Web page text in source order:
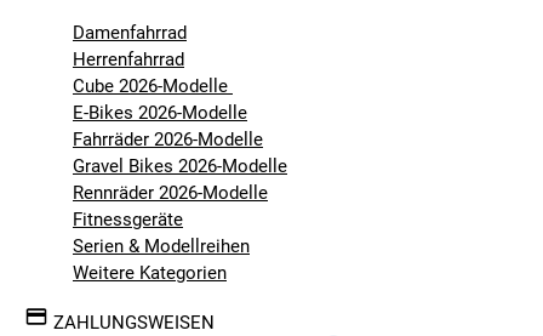
Damenfahrrad
Herrenfahrrad
Cube 2026-Modelle
E-Bikes 2026-Modelle
Fahrräder 2026-Modelle
Gravel Bikes 2026-Modelle
Rennräder 2026-Modelle
Fitnessgeräte
Serien & Modellreihen
Weitere Kategorien
ZAHLUNGSWEISEN